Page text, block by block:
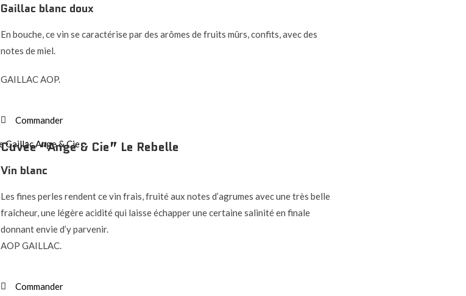
Gaillac blanc doux
En bouche, ce vin se caractérise par des arômes de fruits mûrs, confits, avec des
notes de miel.
GAILLAC AOP.
Commander
Cuvée “Ange & Cie” Le Rebelle
Vin blanc
Les fines perles rendent ce vin frais, fruité aux notes d’agrumes avec une très belle
fraîcheur, une légère acidité qui laisse échapper une certaine salinité en finale
donnant envie d’y parvenir.
AOP GAILLAC.
Commander